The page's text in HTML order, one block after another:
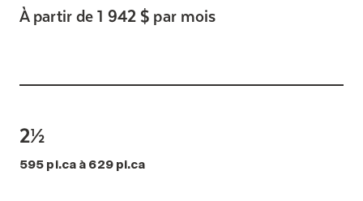
À partir de 1 942 $ par mois
2½
595 pi.ca à 629 pi.ca